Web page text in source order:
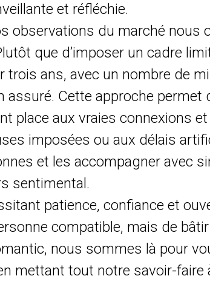
et réfléchie.
observations du marché nous
que d’imposer un cadre
ans, avec un nombre de
Cette approche permet
place aux vraies connexions
imposées ou aux délais
et les accompagner avec
sentimental.
patience, confiance et
compatible, mais de
nous sommes là pour
mettant tout notre savoir-faire